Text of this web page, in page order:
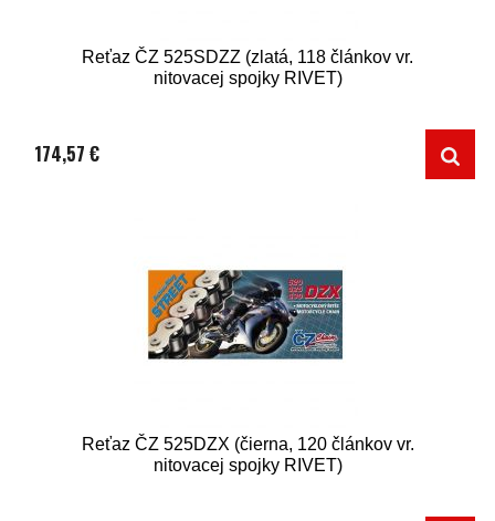
Reťaz ČZ 525SDZZ (zlatá, 118 článkov vr.
nitovacej spojky RIVET)
174,57 €
Reťaz ČZ 525DZX (čierna, 120 článkov vr.
nitovacej spojky RIVET)